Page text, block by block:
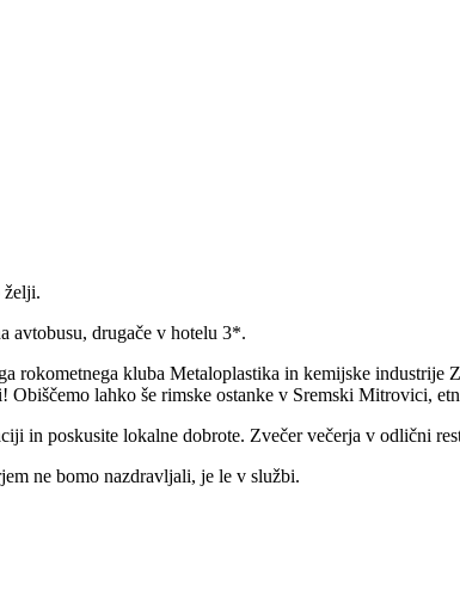
želji.
avtobusu, drugače v hotelu 3*.
rokometnega kluba Metaloplastika in kemijske
Obiščemo lahko še rimske ostanke v Sremski Mitrovici,
in poskusite lokalne dobrote. Zvečer večerja v odlični
ne bomo nazdravljali, je le v službi.